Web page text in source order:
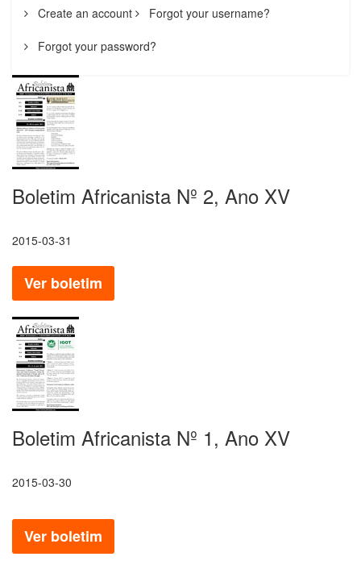
Create an account Forgot your username?
Forgot your password?
Boletim Africanista Nº 2, Ano XV
2015-03-31
Ver boletim
Boletim Africanista Nº 1, Ano XV
2015-03-30
Ver boletim